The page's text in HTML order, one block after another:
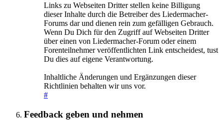
Links zu Webseiten Dritter stellen keine Billigung
dieser Inhalte durch die Betreiber des Liedermacher-
Forums dar und dienen rein zum gefälligen Gebrauch.
Wenn Du Dich für den Zugriff auf Webseiten Dritter
über einen von Liedermacher-Forum oder einem
Forenteilnehmer veröffentlichten Link entscheidest, tust
Du dies auf eigene Verantwortung.
Inhaltliche Änderungen und Ergänzungen dieser
Richtlinien behalten wir uns vor.
#
Feedback geben und nehmen